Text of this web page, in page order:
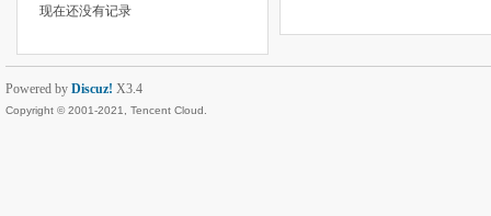
现在还没有记录
Powered by Discuz! X3.4
Copyright © 2001-2021, Tencent Cloud.